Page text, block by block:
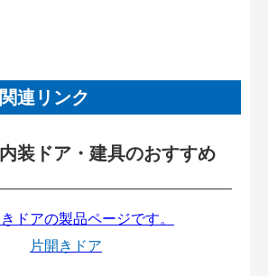
連リンク
装ドア・建具のおすすめ
片開きドア